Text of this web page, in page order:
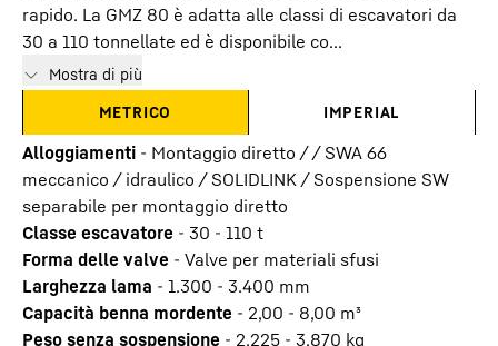
rapido. La GMZ 80 è adatta alle classi di escavatori da
30 a 110 tonnellate ed è disponibile co...
Mostra di più
METRICO
IMPERIAL
Alloggiamenti - Montaggio diretto / / SWA 66
meccanico / idraulico / SOLIDLINK / Sospensione SW
separabile per montaggio diretto
Classe escavatore - 30 - 110 t
Forma delle valve - Valve per materiali sfusi
Larghezza lama - 1.300 - 3.400 mm
Capacità benna mordente - 2,00 - 8,00 m³
Peso senza sospensione - 2.225 - 3.870 kg